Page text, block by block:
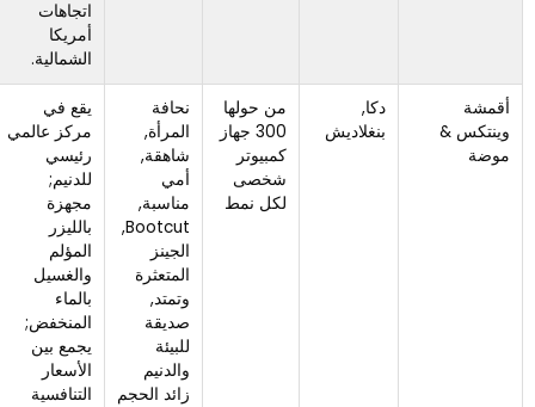
دكا,
بنغلاديش
من حولها
300 جهاز
نحافة
المرأة,
شاهقة,
أمي
مناسبة,
يقع في
مركز عالمي
رئيسي
للدنيم;
مجهزة
بالليزر
المؤلم
والغسيل
بالماء
المنخفض;
يجمع بين
الأسعار
التنافسية
موك أعلى;
أكثر ملاءمة
للعلامات
التجارية
وتجار
الجملة ذوي
أحجام
المبيعات
المحددة.